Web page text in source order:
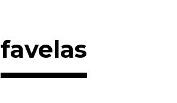
favelas